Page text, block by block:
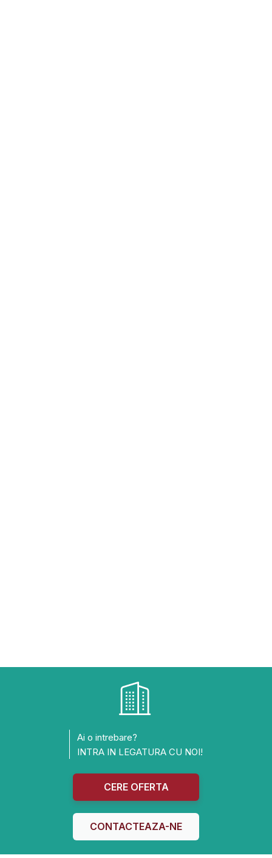
Ai o intrebare?
INTRA IN LEGATURA CU NOI!
CERE OFERTA
CONTACTEAZA-NE